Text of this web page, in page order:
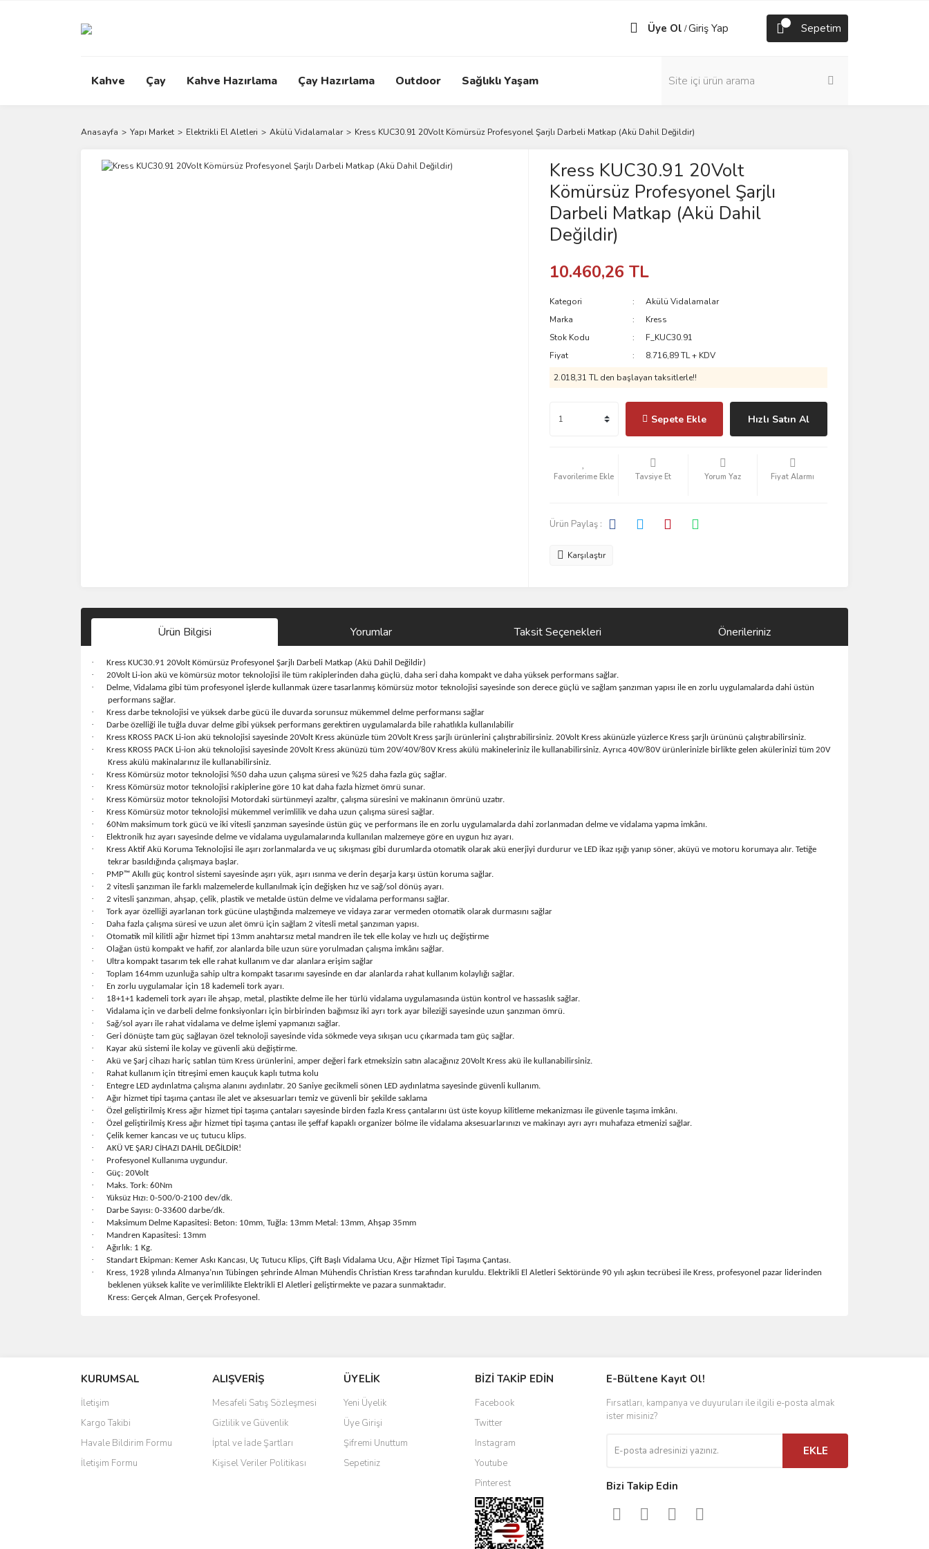
Üye Ol /Giriş Yap Sepetim
Kahve Çay Kahve Hazırlama Çay Hazırlama Outdoor Sağlıklı Yaşam
Anasayfa Yapı Market Elektrikli El Aletleri Akülü Vidalamalar Kress KUC30.91 20Volt Kömürsüz Profesyonel Şarjlı Darbeli Matkap (Akü Dahil Değildir)
Kress KUC30.91 20Volt
Kömürsüz Profesyonel Şarjlı
Darbeli Matkap (Akü Dahil
Değildir)
10.460,26 TL
Kategori
Akülü Vidalamalar
Marka
Kress
Stok Kodu
F_KUC30.91
Fiyat
8.716,89 TL + KDV
2.018,31 TL den başlayan taksitlerle!!
Sepete Ekle Hızlı Satın Al
Tavsiye Et Yorum Yaz Fiyat Alarmı
Ürün Paylaş :
Karşılaştır
Ürün Bilgisi Yorumlar Taksit Seçenekleri Önerileriniz
· Kress KUC30.91 20Volt Kömürsüz Profesyonel Şarjlı Darbeli Matkap (Akü Dahil Değildir)
· 20Volt Li-ion akü ve kömürsüz motor teknolojisi ile tüm rakiplerinden daha güçlü, daha seri daha kompakt ve daha yüksek performans sağlar.
·
Delme, Vidalama gibi tüm profesyonel işlerde kullanmak üzere tasarlanmış kömürsüz motor teknolojisi sayesinde son derece güçlü ve sağlam şanzıman yapısı ile en zorlu uygulamalarda dahi üstün
performans sağlar.
· Kress darbe teknolojisi ve yüksek darbe gücü ile duvarda sorunsuz mükemmel delme performansı sağlar
· Darbe özelliği ile tuğla duvar delme gibi yüksek performans gerektiren uygulamalarda bile rahatlıkla kullanılabilir
· Kress KROSS PACK Li-ion akü teknolojisi sayesinde 20Volt Kress akünüzle tüm 20Volt Kress şarjlı ürünlerini çalıştırabilirsiniz. 20Volt Kress akünüzle yüzlerce Kress şarjlı ürününü çalıştırabilirsiniz.
·
Kress KROSS PACK Li-ion akü teknolojisi sayesinde 20Volt Kress akünüzü tüm 20V/40V/80V Kress akülü makineleriniz ile kullanabilirsiniz. Ayrıca 40V/80V ürünlerinizle birlikte gelen akülerinizi tüm 20V
Kress akülü makinalarınız ile kullanabilirsiniz.
· Kress Kömürsüz motor teknolojisi %50 daha uzun çalışma süresi ve %25 daha fazla güç sağlar.
· Kress Kömürsüz motor teknolojisi rakiplerine göre 10 kat daha fazla hizmet ömrü sunar.
· Kress Kömürsüz motor teknolojisi Motordaki sürtünmeyi azaltır, çalışma süresini ve makinanın ömrünü uzatır.
· Kress Kömürsüz motor teknolojisi mükemmel verimlilik ve daha uzun çalışma süresi sağlar.
· 60Nm maksimum tork gücü ve iki vitesli şanzıman sayesinde üstün güç ve performans ile en zorlu uygulamalarda dahi zorlanmadan delme ve vidalama yapma imkânı.
· Elektronik hız ayarı sayesinde delme ve vidalama uygulamalarında kullanılan malzemeye göre en uygun hız ayarı.
·
Kress Aktif Akü Koruma Teknolojisi ile aşırı zorlanmalarda ve uç sıkışması gibi durumlarda otomatik olarak akü enerjiyi durdurur ve LED ikaz ışığı yanıp söner, aküyü ve motoru korumaya alır. Tetiğe
tekrar basıldığında çalışmaya başlar.
· PMP™ Akıllı güç kontrol sistemi sayesinde aşırı yük, aşırı ısınma ve derin deşarja karşı üstün koruma sağlar.
· 2 vitesli şanzıman ile farklı malzemelerde kullanılmak için değişken hız ve sağ/sol dönüş ayarı.
· 2 vitesli şanzıman, ahşap, çelik, plastik ve metalde üstün delme ve vidalama performansı sağlar.
· Tork ayar özelliği ayarlanan tork gücüne ulaştığında malzemeye ve vidaya zarar vermeden otomatik olarak durmasını sağlar
· Daha fazla çalışma süresi ve uzun alet ömrü için sağlam 2 vitesli metal şanzıman yapısı.
· Otomatik mil kilitli ağır hizmet tipi 13mm anahtarsız metal mandren ile tek elle kolay ve hızlı uç değiştirme
· Olağan üstü kompakt ve hafif, zor alanlarda bile uzun süre yorulmadan çalışma imkânı sağlar.
· Ultra kompakt tasarım tek elle rahat kullanım ve dar alanlara erişim sağlar
· Toplam 164mm uzunluğa sahip ultra kompakt tasarımı sayesinde en dar alanlarda rahat kullanım kolaylığı sağlar.
· En zorlu uygulamalar için 18 kademeli tork ayarı.
· 18+1+1 kademeli tork ayarı ile ahşap, metal, plastikte delme ile her türlü vidalama uygulamasında üstün kontrol ve hassaslık sağlar.
· Vidalama için ve darbeli delme fonksiyonları için birbirinden bağımsız iki ayrı tork ayar bileziği sayesinde uzun şanzıman ömrü.
· Sağ/sol ayarı ile rahat vidalama ve delme işlemi yapmanızı sağlar.
· Geri dönüşte tam güç sağlayan özel teknoloji sayesinde vida sökmede veya sıkışan ucu çıkarmada tam güç sağlar.
· Kayar akü sistemi ile kolay ve güvenli akü değiştirme.
· Akü ve Şarj cihazı hariç satılan tüm Kress ürünlerini, amper değeri fark etmeksizin satın alacağınız 20Volt Kress akü ile kullanabilirsiniz.
· Rahat kullanım için titreşimi emen kauçuk kaplı tutma kolu
· Entegre LED aydınlatma çalışma alanını aydınlatır. 20 Saniye gecikmeli sönen LED aydınlatma sayesinde güvenli kullanım.
· Ağır hizmet tipi taşıma çantası ile alet ve aksesuarları temiz ve güvenli bir şekilde saklama
· Özel geliştirilmiş Kress ağır hizmet tipi taşıma çantaları sayesinde birden fazla Kress çantalarını üst üste koyup kilitleme mekanizması ile güvenle taşıma imkânı.
· Özel geliştirilmiş Kress ağır hizmet tipi taşıma çantası ile şeffaf kapaklı organizer bölme ile vidalama aksesuarlarınızı ve makinayı ayrı ayrı muhafaza etmenizi sağlar.
· Çelik kemer kancası ve uç tutucu klips.
· AKÜ VE ŞARJ CİHAZI DAHİL DEĞİLDİR!
· Profesyonel Kullanıma uygundur.
· Güç: 20Volt
· Maks. Tork: 60Nm
· Yüksüz Hızı: 0-500/0-2100 dev/dk.
· Darbe Sayısı: 0-33600 darbe/dk.
· Maksimum Delme Kapasitesi: Beton: 10mm, Tuğla: 13mm Metal: 13mm, Ahşap 35mm
· Mandren Kapasitesi: 13mm
· Ağırlık: 1 Kg.
· Standart Ekipman: Kemer Askı Kancası, Uç Tutucu Klips, Çift Başlı Vidalama Ucu, Ağır Hizmet Tipi Taşıma Çantası.
·
Kress, 1928 yılında Almanya’nın Tübingen şehrinde Alman Mühendis Christian Kress tarafından kuruldu. Elektrikli El Aletleri Sektöründe 90 yılı aşkın tecrübesi ile Kress, profesyonel pazar liderinden
beklenen yüksek kalite ve verimlilikte Elektrikli El Aletleri geliştirmekte ve pazara sunmaktadır.
Kress: Gerçek Alman, Gerçek Profesyonel.
Ürün resmi kalitesiz, bozuk veya görüntülenemiyor.
Ürün açıklamasında eksik bilgiler bulunuyor.
Ürün bilgilerinde hatalar bulunuyor.
Ürün fiyatı diğer sitelerden daha pahalı.
Bu ürüne benzer farklı alternatifler olmalı.
KURUMSAL
İletişim
Kargo Takibi
Havale Bildirim Formu
İletişim Formu
ALIŞVERİŞ
Mesafeli Satış Sözleşmesi
Gizlilik ve Güvenlik
İptal ve İade Şartları
Kişisel Veriler Politikası
ÜYELİK
Yeni Üyelik
Üye Girişi
Şifremi Unuttum
Sepetiniz
BİZİ TAKİP EDİN
Facebook
Twitter
Instagram
Youtube
Pinterest
E-Bültene Kayıt Ol!
Fırsatları, kampanya ve duyuruları ile ilgili e-posta almak
ister misiniz?
EKLE
Bizi Takip Edin